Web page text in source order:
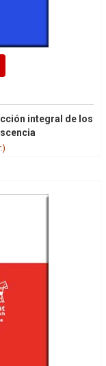
integral de los